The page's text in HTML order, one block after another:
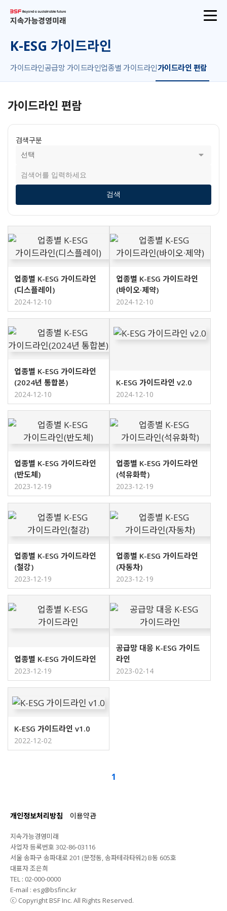
산업통상자원부
지속가능경영지원센터
K-ESG 가이드라인
가이드라인공급망 가이드라인업종별 가이드라인가이드라인 편람
가이드라인 편람
검색구분
검색
업종별 K-ESG 가이드라인
(디스플레이)
2024-12-10
업종별 K-ESG 가이드라인
(바이오·제약)
2024-12-10
업종별 K-ESG 가이드라인
(2024년 통합본)
2024-12-10
K-ESG 가이드라인 v2.0
2024-12-10
업종별 K-ESG 가이드라인
(반도체)
2023-12-19
업종별 K-ESG 가이드라인
(석유화학)
2023-12-19
업종별 K-ESG 가이드라인
(철강)
2023-12-19
업종별 K-ESG 가이드라인
(자동차)
2023-12-19
업종별 K-ESG 가이드라인
2023-12-19
공급망 대응 K-ESG 가이드
라인
2023-02-14
K-ESG 가이드라인 v1.0
2022-12-02
1
개인정보처리방침 이용약관
지속가능경영미래
사업자 등록번호 302-86-03116
서울 송파구 송파대로 201 (문정동, 송파테라타워2) B동 605호
대표자 조은희
TEL : 02-000-0000
E-mail : esg@bsfinc.kr
ⓒ Copyright BSF Inc. All Rights Reserved.